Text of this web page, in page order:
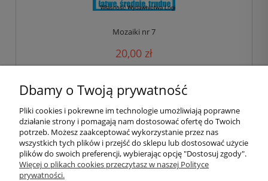
Mozaiki nr 7
20,00 zł
Pomoc
Moje konto
Dbamy o Twoją prywatność
Pliki cookies i pokrewne im technologie umożliwiają poprawne
działanie strony i pomagają nam dostosować ofertę do Twoich
potrzeb. Możesz zaakceptować wykorzystanie przez nas
wszystkich tych plików i przejść do sklepu lub dostosować użycie
plików do swoich preferencji, wybierając opcję "Dostosuj zgody".
Więcej o plikach cookies przeczytasz w naszej Polityce
prywatności.